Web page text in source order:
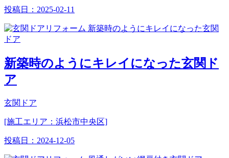
投稿日： 2025-02-11
新築時のようにキレイになった玄関ド
ア
玄関ドア
[施工エリア：浜松市中央区]
投稿日： 2024-12-05